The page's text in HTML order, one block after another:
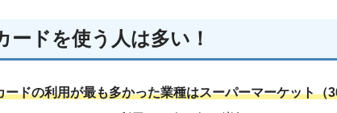
ドを使う人は多い！
ードの利用が最も多かった業種はスーパーマーケット（